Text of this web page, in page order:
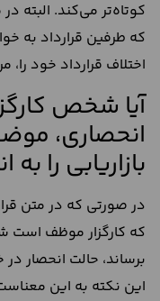
کوتاه‌تر می‌کند. البته
که طرفین قرارداد به
اختلاف قرارداد خود
آیا شخص
انحصاری،
بازاریابی را
در صورتی که در متن
که کارگزار موظف است
برساند، حالت انحصار
این نکته به این